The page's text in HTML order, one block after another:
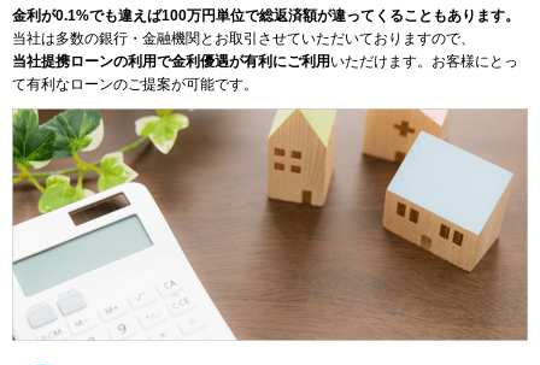
金利が0.1%でも違えば100万円単位で総返済額が違ってくることもあります。
当社は多数の銀行・金融機関とお取引させていただいておりますので、
当社提携ローンの利用で金利優遇が有利にご利用 いただけます。お客様にとっ
て有利なローンのご提案が可能です。